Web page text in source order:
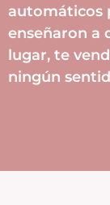
automáticos
enseñaron a
lugar, te
ningún